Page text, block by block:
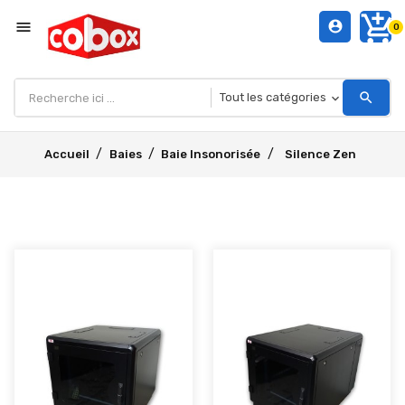
menu add_shopping_cart0
account_circle
search
Accueil Baies Baie Insonorisée Silence Zen